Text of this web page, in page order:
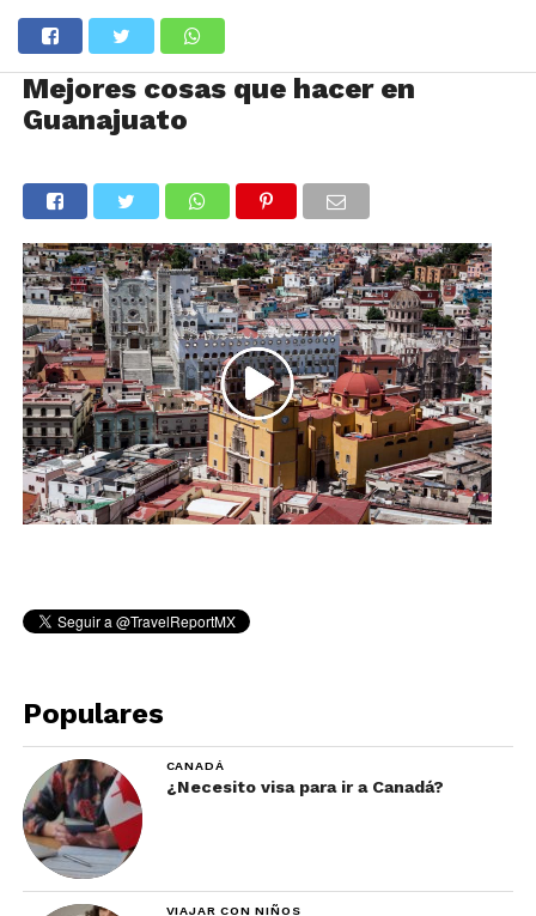
Mejores cosas que hacer en
Guanajuato
Populares
CANADÁ
¿Necesito visa para ir a Canadá?
VIAJAR CON NIÑOS